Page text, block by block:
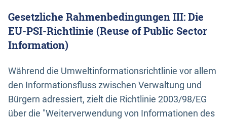
Gesetzliche Rahmenbedingungen III: Die
EU-PSI-Richtlinie (Reuse of Public Sector
Information)
Während die Umweltinformationsrichtlinie vor allem
den Informationsfluss zwischen Verwaltung und
Bürgern adressiert, zielt die Richtlinie 2003/98/EG
über die "Weiterverwendung von Informationen des